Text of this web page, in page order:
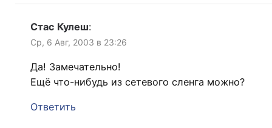
Стас Кулеш:
Ср, 6 Авг, 2003 в 23:26
Да! Замечательно!
Ещё что-нибудь из сетевого сленга можно?
Ответить